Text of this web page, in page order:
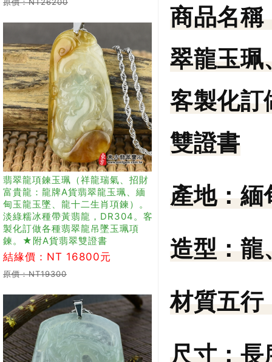
翡翠龍項鍊玉珮（祥龍瑞氣、招財
富貴龍：龍牌A貨翡翠龍玉珮、緬
甸玉龍玉墜、龍十二生肖項鍊）。
淡綠糯冰種帶黃翡龍，DR304。客
製化訂做各種翡翠龍吊墜玉珮項
鍊。★附A貨翡翠雙證書
結緣價：NT 16800元
原價：NT19300
商品名稱
翠龍玉珮
客製化
雙證書
產地： 緬
造型： 龍
材質五行
尺寸： 長